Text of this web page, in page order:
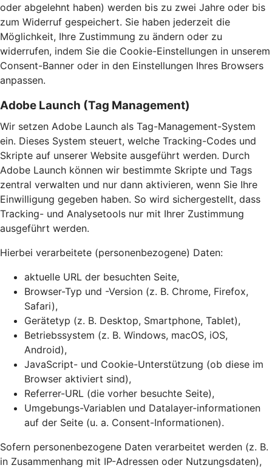
oder abgelehnt haben) werden bis zu zwei Jahre oder bis
zum Widerruf gespeichert. Sie haben jederzeit die
Möglichkeit, Ihre Zustimmung zu ändern oder zu
widerrufen, indem Sie die Cookie-Einstellungen in unserem
Consent-Banner oder in den Einstellungen Ihres Browsers
anpassen.
Adobe Launch (Tag Management)
Wir setzen Adobe Launch als Tag-Management-System
ein. Dieses System steuert, welche Tracking-Codes und
Skripte auf unserer Website ausgeführt werden. Durch
Adobe Launch können wir bestimmte Skripte und Tags
zentral verwalten und nur dann aktivieren, wenn Sie Ihre
Einwilligung gegeben haben. So wird sichergestellt, dass
Tracking- und Analysetools nur mit Ihrer Zustimmung
ausgeführt werden.
Hierbei verarbeitete (personenbezogene) Daten:
aktuelle URL der besuchten Seite,
Browser-Typ und -Version (z. B. Chrome, Firefox,
Safari),
Gerätetyp (z. B. Desktop, Smartphone, Tablet),
Betriebssystem (z. B. Windows, macOS, iOS,
Android),
JavaScript- und Cookie-Unterstützung (ob diese im
Browser aktiviert sind),
Referrer-URL (die vorher besuchte Seite),
Umgebungs-Variablen und Datalayer-informationen
auf der Seite (u. a. Consent-Informationen).
Sofern personenbezogene Daten verarbeitet werden (z. B.
in Zusammenhang mit IP-Adressen oder Nutzungsdaten),